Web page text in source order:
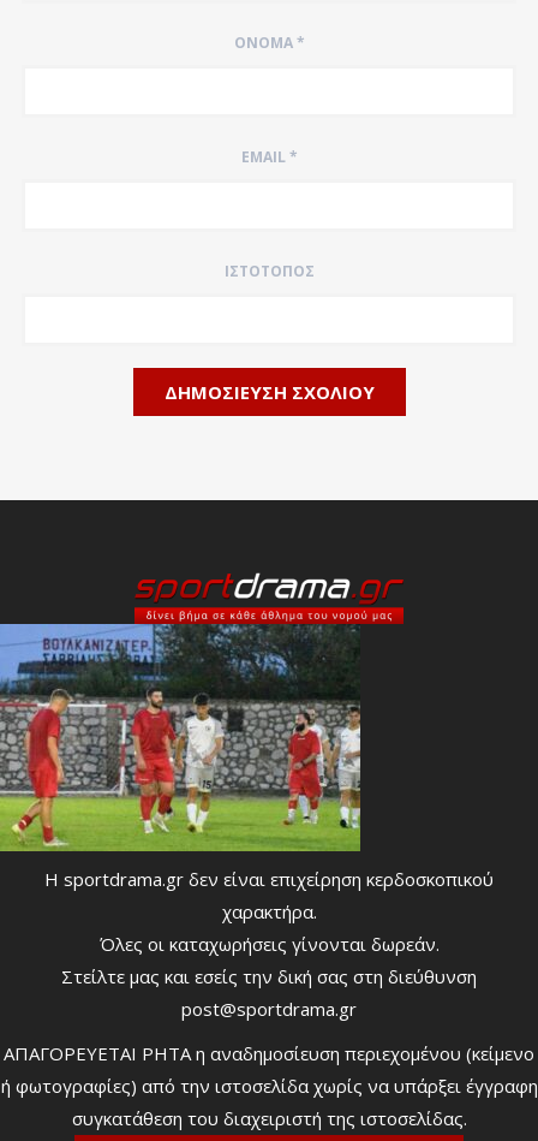
ΌΝΟΜΑ*
EMAIL*
ΙΣΤΌΤΟΠΟΣ
Η sportdrama.gr δεν είναι επιχείρηση κερδοσκοπικού
χαρακτήρα.
Όλες οι καταχωρήσεις γίνονται δωρεάν.
Στείλτε μας και εσείς την δική σας στη διεύθυνση
post@sportdrama.gr
ΑΠΑΓΟΡΕΥΕΤΑΙ ΡΗΤΑ η αναδημοσίευση περιεχομένου (κείμενο
ή φωτογραφίες) από την ιστοσελίδα χωρίς να υπάρξει έγγραφη
συγκατάθεση του διαχειριστή της ιστοσελίδας.